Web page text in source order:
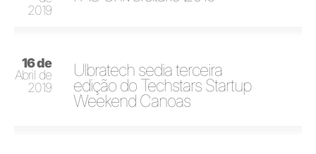
2019
16 de
Abril de
2019
Ulbratech sedia terceira
edição do Techstars Startup
Weekend Canoas